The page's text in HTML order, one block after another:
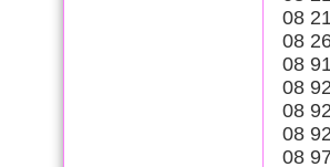
08
08
08
08
08
08
08